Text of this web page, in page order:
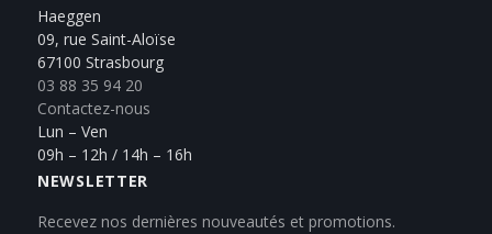
Haeggen
09, rue Saint-Aloïse
67100 Strasbourg
03 88 35 94 20
Contactez-nous
Lun – Ven
09h – 12h / 14h – 16h
NEWSLETTER
Recevez nos dernières nouveautés et promotions.